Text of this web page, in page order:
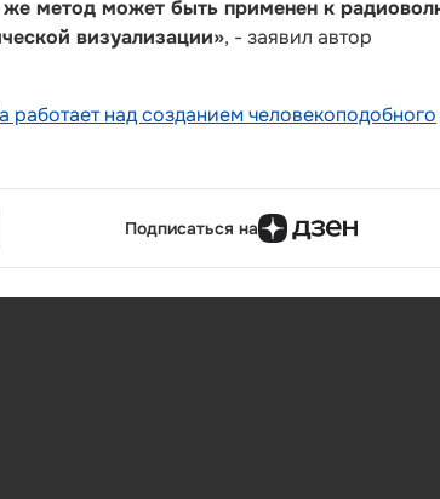
метод может быть применен к
визуализации», - заявил автор
работает над созданием человекоподобного
Подписаться на